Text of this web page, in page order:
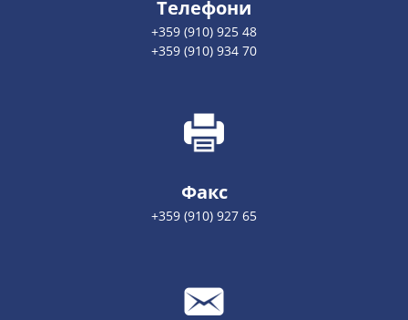
Телефони
+359 (910) 925 48
+359 (910) 934 70
Факс
+359 (910) 927 65